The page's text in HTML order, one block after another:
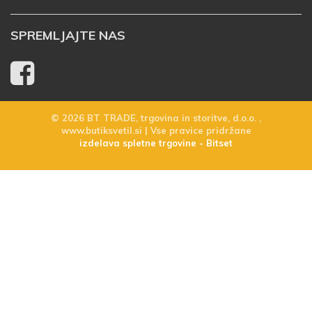
SPREMLJAJTE NAS
© 2026 BT TRADE, trgovina in storitve, d.o.o. ,
www.butiksvetil.si | Vse pravice pridržane
izdelava spletne trgovine - Bitset